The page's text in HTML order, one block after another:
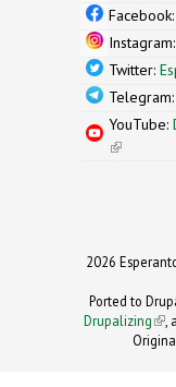
Facebook:
Instagram:
Twitter:
YouTube:
(link is
2026
Ported to
Drupalizing